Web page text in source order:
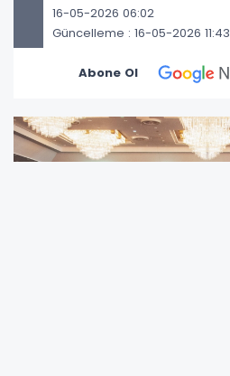
16-05-2026 06:02
Güncelleme : 16-05-2026 11:43
Abone Ol